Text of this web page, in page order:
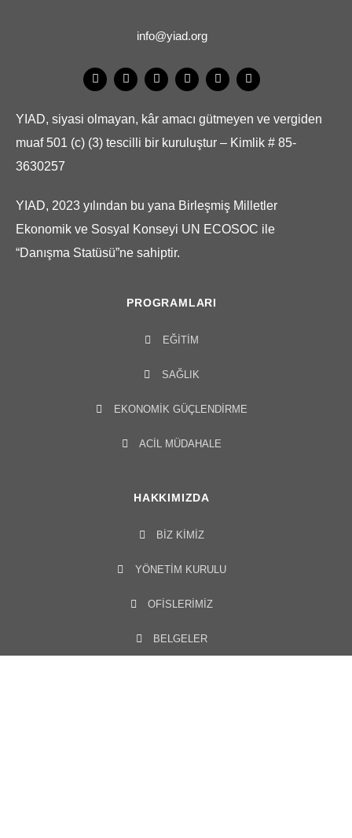
info@yiad.org
YIAD, siyasi olmayan, kâr amacı gütmeyen ve vergiden
muaf 501 (c) (3) tescilli bir kuruluştur – Kimlik # 85-
3630257
YIAD, 2023 yılından bu yana Birleşmiş Milletler
Ekonomik ve Sosyal Konseyi UN ECOSOC ile
“Danışma Statüsü”ne sahiptir.
PROGRAMLARI
EĞITIM
SAĞLIK
EKONOMIK GÜÇLENDIRME
ACIL MÜDAHALE
HAKKIMIZDA
BIZ KIMIZ
YÖNETIM KURULU​
OFISLERIMIZ
BELGELER